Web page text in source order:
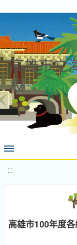
高雄市立
校
:::
高雄市100年度